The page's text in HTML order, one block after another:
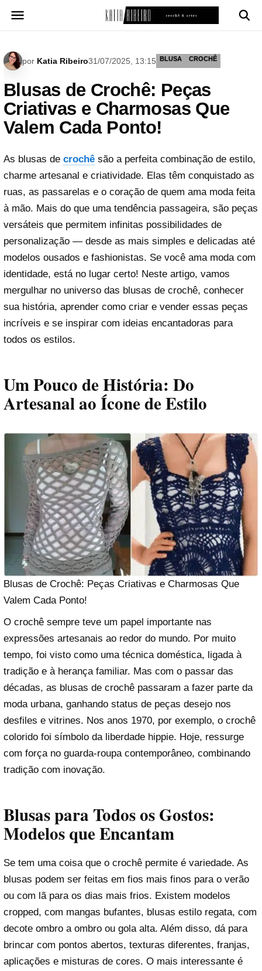
para
por Katia Ribeiro31/07/2025, 13:15 BLUSA CROCHÊ
Blusas de Crochê: Peças
Criativas e Charmosas Que
Valem Cada Ponto!
As blusas de crochê são a perfeita combinação de estilo,
charme artesanal e criatividade. Elas têm conquistado as
ruas, as passarelas e o coração de quem ama moda feita
à mão. Mais do que uma tendência passageira, são peças
versáteis que permitem infinitas possibilidades de
personalização — desde as mais simples e delicadas até
modelos ousados e fashionistas. Se você ama moda com
identidade, está no lugar certo! Neste artigo, vamos
mergulhar no universo das blusas de crochê, conhecer
sua história, aprender como criar e vender essas peças
incríveis e se inspirar com ideias encantadoras para
todos os estilos.
Um Pouco de História: Do
Artesanal ao Ícone de Estilo
Blusas de Crochê: Peças Criativas e Charmosas Que
Valem Cada Ponto!
O crochê sempre teve um papel importante nas
expressões artesanais ao redor do mundo. Por muito
tempo, foi visto como uma técnica doméstica, ligada à
tradição e à herança familiar. Mas com o passar das
décadas, as blusas de crochê passaram a fazer parte da
moda urbana, ganhando status de peças desejo nos
desfiles e vitrines. Nos anos 1970, por exemplo, o crochê
colorido foi símbolo da liberdade hippie. Hoje, ressurge
com força no guarda-roupa contemporâneo, combinando
tradição com inovação.
Blusas para Todos os Gostos:
Modelos que Encantam
Se tem uma coisa que o crochê permite é variedade. As
blusas podem ser feitas em fios mais finos para o verão
ou com lã para os dias mais frios. Existem modelos
cropped, com mangas bufantes, blusas estilo regata, com
decote ombro a ombro ou gola alta. Além disso, dá para
brincar com pontos abertos, texturas diferentes, franjas,
aplicações e misturas de cores. O mais interessante é